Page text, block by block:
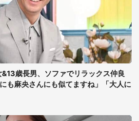
歳長男、ソファでリラックス仲良
も麻央さんにも似てますね」「大人に